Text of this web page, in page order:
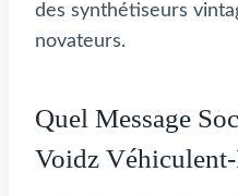
des synthétiseurs
novateurs.
Quel Message
Voidz